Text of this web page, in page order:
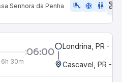
Senhora da Penha airline_seat_legroom_extra ac_unit wc
06:00
6h 30m
Londrina, PR -
Cascavel, PR -